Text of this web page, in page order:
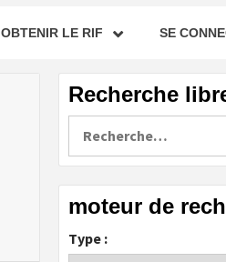
OBTENIR LE RIF SE
Recherche
moteur de
Type :